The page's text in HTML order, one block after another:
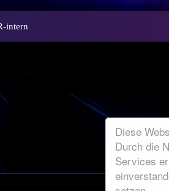
Diese
Durch die
Services
intern